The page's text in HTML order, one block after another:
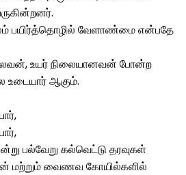
பயிர்த்தொழில் வேளாண்மை என்பதே
உயர் நிலையானவன் போன்ற
ஆகும்.
பல்வேறு கல்வெட்டு தரவுகள்
மற்றும் வைணவ கோயில்களில்